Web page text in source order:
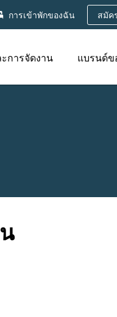
การเข้าพักของฉัน สมัค
การจัดงาน แบรนด์ข